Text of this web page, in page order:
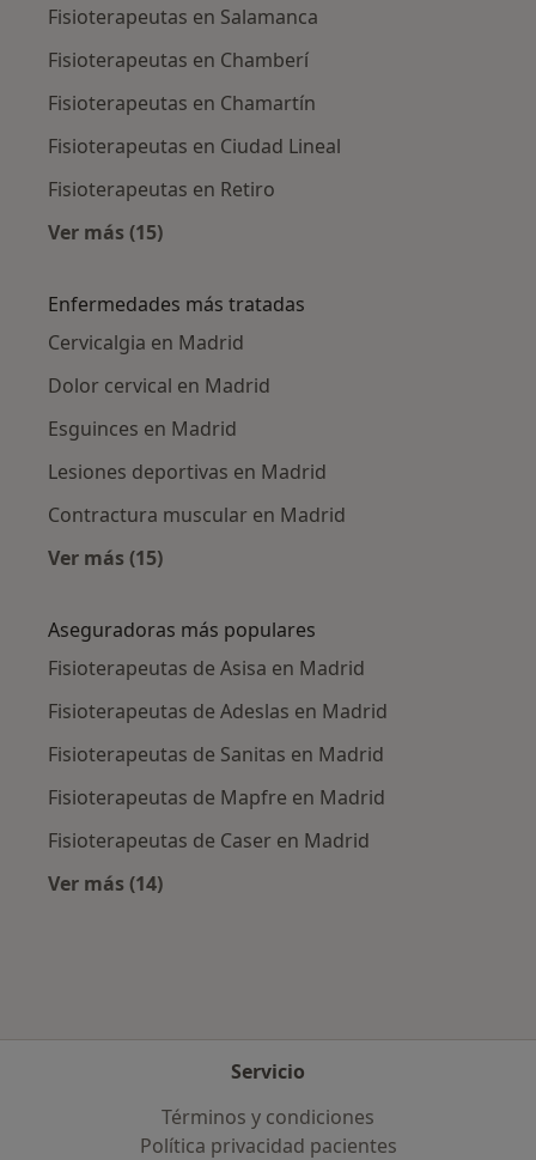
Fisioterapeutas en Salamanca
Fisioterapeutas en Chamberí
Fisioterapeutas en Chamartín
Fisioterapeutas en Ciudad Lineal
Fisioterapeutas en Retiro
Ver más (15)
Enfermedades más tratadas
Cervicalgia en Madrid
Dolor cervical en Madrid
Esguinces en Madrid
Lesiones deportivas en Madrid
Contractura muscular en Madrid
Ver más (15)
Aseguradoras más populares
Fisioterapeutas de Asisa en Madrid
Fisioterapeutas de Adeslas en Madrid
Fisioterapeutas de Sanitas en Madrid
Fisioterapeutas de Mapfre en Madrid
Fisioterapeutas de Caser en Madrid
Ver más (14)
Servicio
Términos y condiciones
Política privacidad pacientes